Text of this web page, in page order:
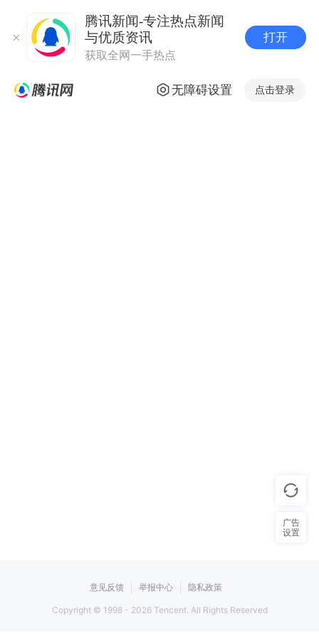
腾讯新闻-专注热点新闻
与优质资讯
获取全网一手热点
打开
无障碍设置 点击登录
意见反馈 举报中心 隐私政策
Copyright © 1998 - 2026Tencent. All Rights Reserved
广告
设置